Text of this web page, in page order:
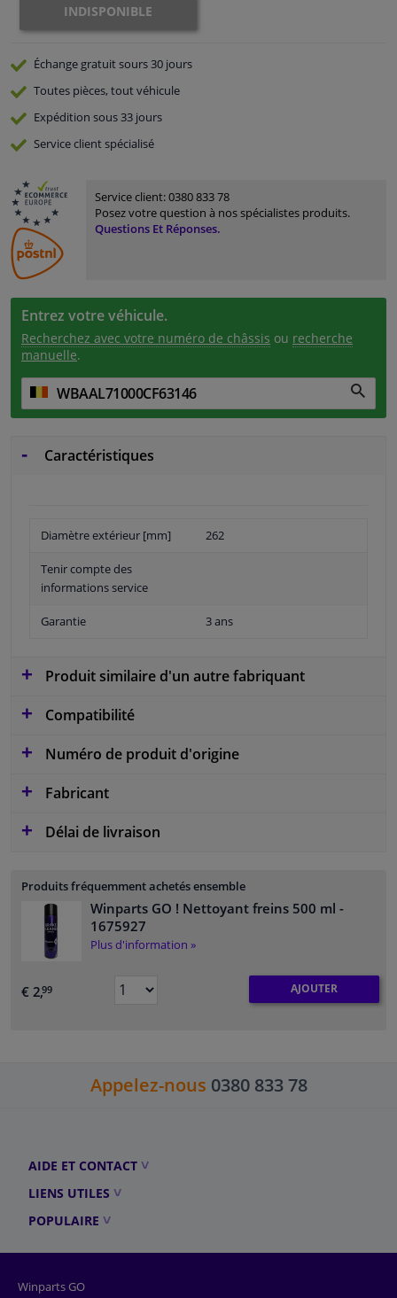
Promotions et réductions
Capteurs & électronique
INDISPONIBLE
Échange gratuitsours 30 jours
Toutes pièces, tout véhicule
Expédition sous 33 jours
Serviceclient spécialisé
Service client:0380 833 78
Posez votre question à nos spécialistes produits.
Questions Et Réponses.
Entrez votre véhicule.
Recherchez avec votre numéro de châssis ou recherche
manuelle.
Caractéristiques
Diamètre extérieur [mm] 262
Tenir compte des
informations service
Garantie 3 ans
Produit similaire d'un autre fabriquant
Compatibilité
Numéro de produit d'origine
Fabricant
Délai de livraison
Produits fréquemment achetés ensemble
Winparts GO ! Nettoyant freins 500 ml -
1675927
Plus d'information »
€ 2,99 AJOUTER
Appelez-nous 0380 833 78
AIDE ET CONTACT
LIENS UTILES
POPULAIRE
Winparts GO